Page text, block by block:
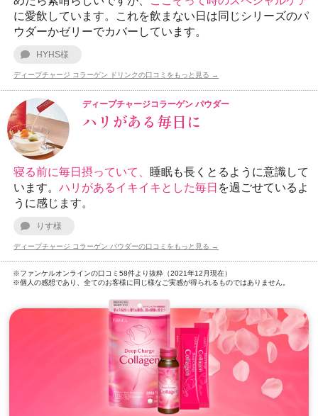
に愛飲しています。これを飲まない日は同じシリーズのパ
ウダーかゼリーでカバーしています。
HYHS様
ディープチャージ コラーゲン ドリンクの口コミをもっと見る →
ディープチャージコラーゲン パウダー
ハリがある毎日に
寝る前に毎日摂っていて、
睡眠も長くとるように意識して
います。ハリがあるイキイキとした毎日 を過ごせているよ
うに感じます。
りす様
ディープチャージ コラーゲン パウダーの口コミをもっと見る →
※ファンケルオンラインの口コミ58件より抜粋（2021年12月現在）
※個人の感想であり、全てのお客様に同じ様なご実感が得られるものではありません。